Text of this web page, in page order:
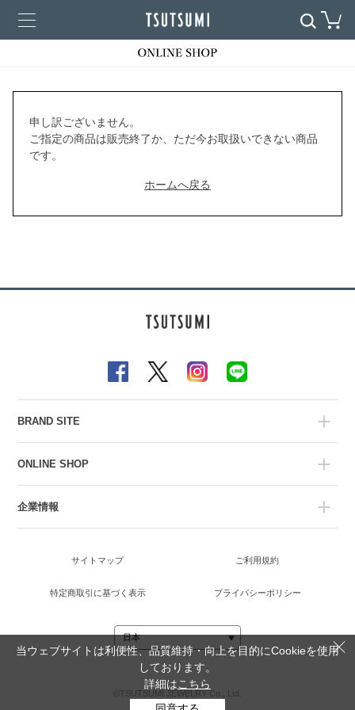
申し訳ございません。
ご指定の商品は販売終了か、ただ今お取扱いできない商品
です。
ホームへ戻る
BRAND SITE
ONLINE SHOP
企業情報
サイトマップ ご利用規約
特定商取引に基づく表示 プライバシーポリシー
©TSUTSUMI JEWELRY Co., Ltd.
当ウェブサイトは利便性、品質維持・向上を目的にCookieを使用
しております。
詳細はこちら